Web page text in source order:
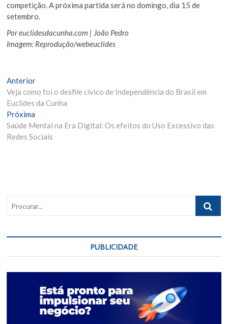
competição. A próxima partida será no domingo, dia 15 de
setembro.
Por euclidesdacunha.com | João Pedro
Imagem: Reprodução/webeuclides
Navegação
de
Post
AnteriorMatéria
Anterior:
Veja como foi o desfile cívico de Independência do Brasil em
Euclides da Cunha
Próxima
Materia:
Saúde Mental na Era Digital: Os efeitos do Uso Excessivo das
Redes Sociais
PUBLICIDADE